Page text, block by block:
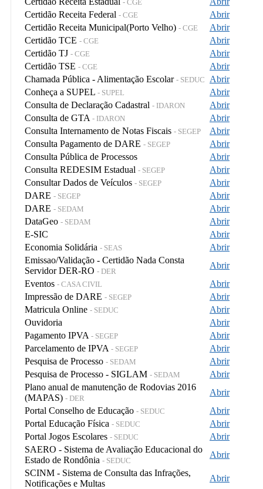
- CGE
Certidão Receita Federal - CGE
Abrir
Certidão Receita Municipal(Porto Velho) - CGE
Abrir
Certidão TCE - CGE
Abrir
Certidão TJ - CGE
Abrir
Certidão TSE - CGE
Abrir
Chamada Pública - Alimentação Escolar - SEDUC
Abrir
Conheça a SUPEL - SUPEL
Abrir
Consulta de Declaração Cadastral - IDARON
Abrir
Consulta de GTA - IDARON
Abrir
Consulta Internamento de Notas Fiscais - SEGEP
Abrir
Consulta Pagamento de DARE - SEGEP
Abrir
Consulta Pública de Processos
Abrir
Consulta REDESIM Estadual - SEGEP
Abrir
Consultar Dados de Veículos - SEGEP
Abrir
DARE - SEGEP
Abrir
DARE - SEDAM
Abrir
DataGeo - SEDAM
Abrir
E-SIC
Abrir
Economia Solidária - SEAS
Abrir
Emissao/Validação - Certidão Nada Consta
Servidor DER-RO - DER
Abrir
Eventos - CASA CIVIL
Abrir
Impressão de DARE - SEGEP
Abrir
Matricula Online - SEDUC
Abrir
Ouvidoria
Abrir
Pagamento IPVA - SEGEP
Abrir
Parcelamento de IPVA - SEGEP
Abrir
Pesquisa de Processo - SEDAM
Abrir
Pesquisa de Processo - SIGLAM - SEDAM
Abrir
Plano anual de manutenção de Rodovias 2016
(MAPAS) - DER
Abrir
Portal Conselho de Educação - SEDUC
Abrir
Portal Educação Física - SEDUC
Abrir
Portal Jogos Escolares - SEDUC
Abrir
SAERO - Sistema de Avaliação Educacional do
Estado de Rondônia - SEDUC
Abrir
SCINM - Sistema de Consulta das Infrações,
Notificações e Multas
Abrir